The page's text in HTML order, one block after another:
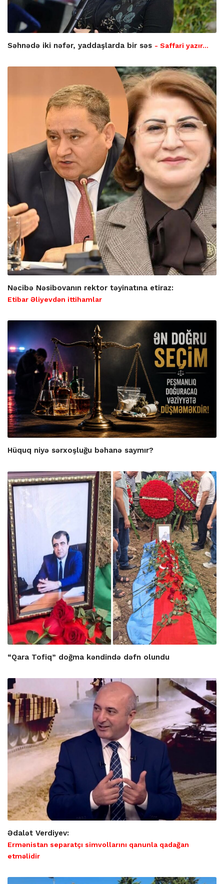
Səhnədə iki nəfər, yaddaşlarda bir səs - Saffari yazır…
Nəcibə Nəsibovanın rektor təyinatına etiraz:
Etibar Əliyevdən ittihamlar
Hüquq niyə sərxoşluğu bəhanə saymır?
“Qara Tofiq” doğma kəndində dəfn olundu
Ədalət Verdiyev:
Ermənistan separatçı simvollarını qanunla qadağan
etməlidir